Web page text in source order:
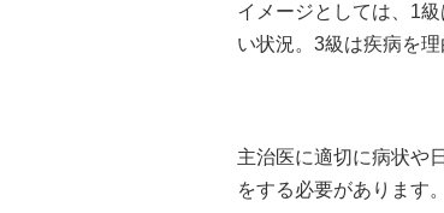
イメージとしては、1
い状況。3級は疾病を
主治医に適切に病状や
をする必要があります。